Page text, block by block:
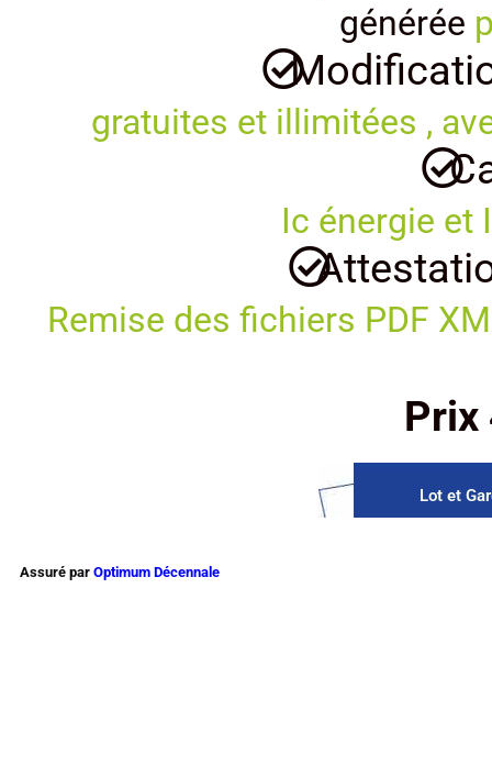
générée
gratuites et illimitées ,
Ic énergie et
Remise des fichiers PDF
Prix
Lot et
Assuré par Optimum Décennale